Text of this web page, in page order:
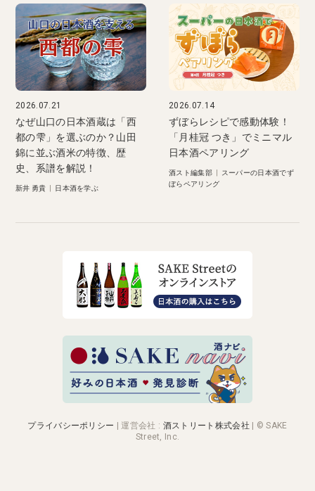
2026.07.21
なぜ山口の日本酒蔵は「西
都の雫」を選ぶのか？山田
錦に並ぶ酒米の特徴、歴
史、系譜を解説！
新井 勇貴 日本酒を学ぶ
2026.07.14
ずぼらレシピで感動体験！
「月桂冠 つき」でミニマル
日本酒ペアリング
酒スト編集部
スーパーの日本酒でず
ぼらペアリング
プライバシーポリシー |運営会社 : 酒ストリート株式会社 | © SAKE
Street, Inc.